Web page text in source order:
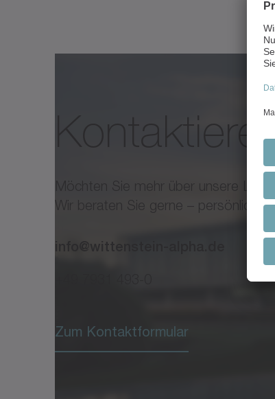
Möchten Sie mehr über unsere
Wir beraten Sie gerne – persönlich,
info@wittenstein-alpha.de
Zum Kontaktformular